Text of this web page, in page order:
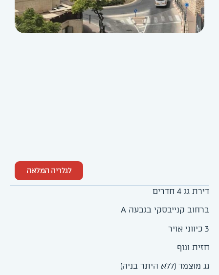
לגלריה המלאה
דירת גג 4 חדרים
ברחוב קנייבסקי בגבעה A
3 כיווני אויר
חזית ונוף
גג מוצמד (ללא היתר בניה)